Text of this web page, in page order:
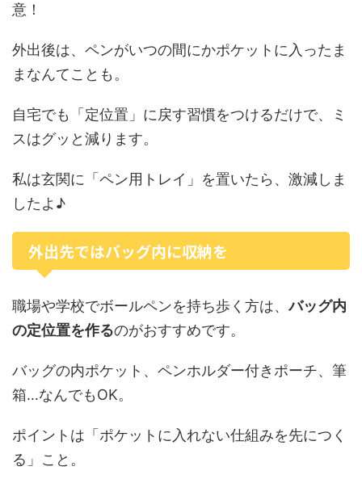
意！
外出後は、ペンがいつの間にかポケットに入ったま
まなんてことも。
自宅でも「定位置」に戻す習慣をつけるだけで、ミ
スはグッと減ります。
私は玄関に「ペン用トレイ」を置いたら、激減しま
したよ♪
外出先ではバッグ内に収納を
職場や学校でボールペンを持ち歩く方は、バッグ内
の定位置を作るのがおすすめです。
バッグの内ポケット、ペンホルダー付きポーチ、筆
箱…なんでもOK。
ポイントは「ポケットに入れない仕組みを先につく
る」こと。